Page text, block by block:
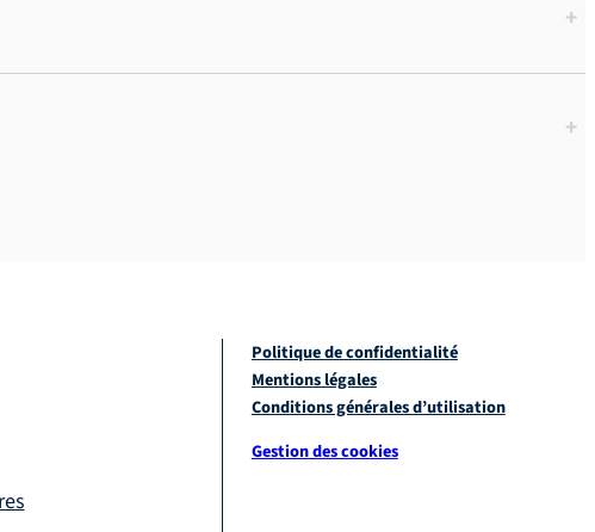
+
+
Politique de confidentialité
Mentions légales
Conditions générales d’utilisation
Gestion des cookies